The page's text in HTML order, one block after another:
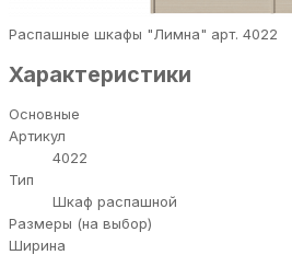
Распашные шкафы "Лимна" арт. 4022
Характеристики
Основные
Артикул
4022
Тип
Шкаф распашной
Размеры (на выбор)
Ширина